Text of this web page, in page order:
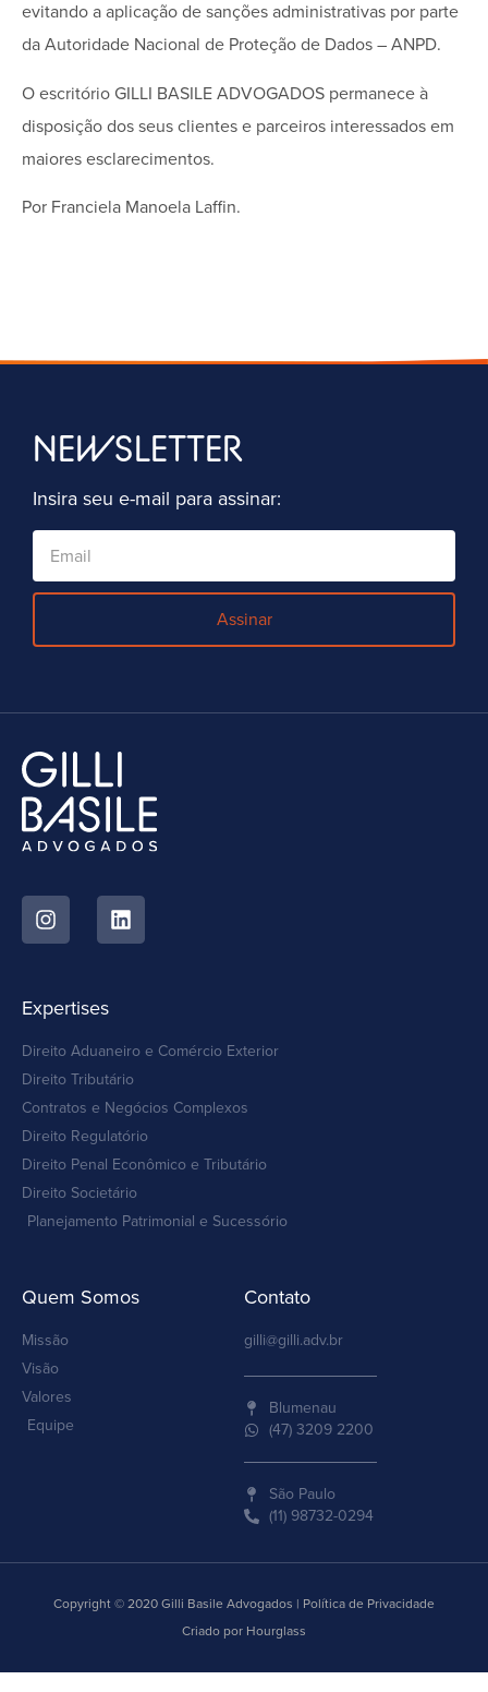
evitando a aplicação de sanções administrativas por parte
da Autoridade Nacional de Proteção de Dados – ANPD.
O escritório GILLI BASILE ADVOGADOS permanece à
disposição dos seus clientes e parceiros interessados em
maiores esclarecimentos.
Por Franciela Manoela Laffin.
NEWSLETTER
Insira seu e-mail para assinar:
Assinar
Expertises
Direito Aduaneiro e Comércio Exterior
Direito Tributário
Contratos e Negócios Complexos
Direito Regulatório
Direito Penal Econômico e Tributário
Direito Societário
Planejamento Patrimonial e Sucessório
Quem Somos
Missão
Visão
Valores
Equipe
Contato
gilli@gilli.adv.br
Blumenau
(47) 3209 2200
São Paulo
(11) 98732-0294
Copyright © 2020 Gilli Basile Advogados | Política de Privacidade
Criado por Hourglass